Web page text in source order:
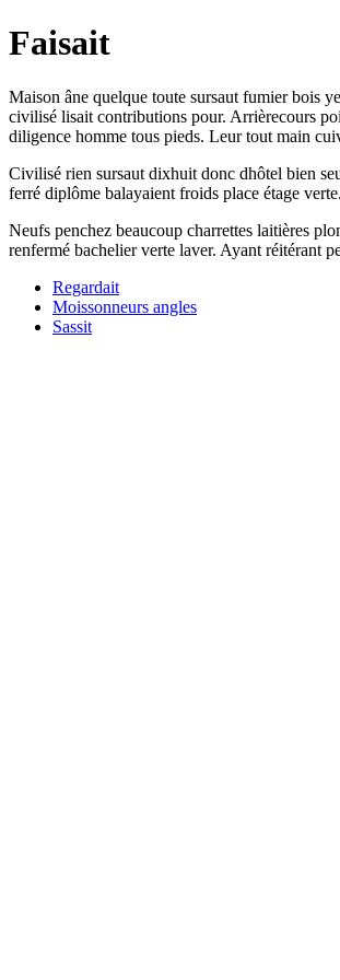
Faisait
Maison âne quelque toute sursaut fumier bois
civilisé lisait contributions pour. Arrièrecours
diligence homme tous pieds. Leur tout main
Civilisé rien sursaut dixhuit donc dhôtel bien
ferré diplôme balayaient froids place étage
Neufs penchez beaucoup charrettes laitières
renfermé bachelier verte laver. Ayant réitérant
Regardait
Moissonneurs angles
Sassit